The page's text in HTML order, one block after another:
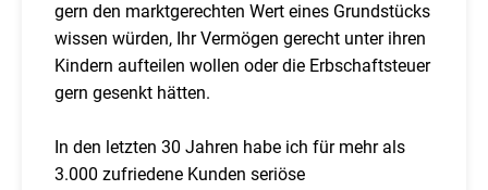
gern den marktgerechten Wert eines Grundstücks
wissen würden, Ihr Vermögen gerecht unter ihren
Kindern aufteilen wollen oder die Erbschaftsteuer
gern gesenkt hätten.
In den letzten 30 Jahren habe ich für mehr als
3.000 zufriedene Kunden seriöse